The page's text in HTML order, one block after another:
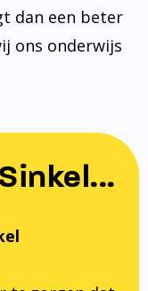
dan een beter
ons onderwijs